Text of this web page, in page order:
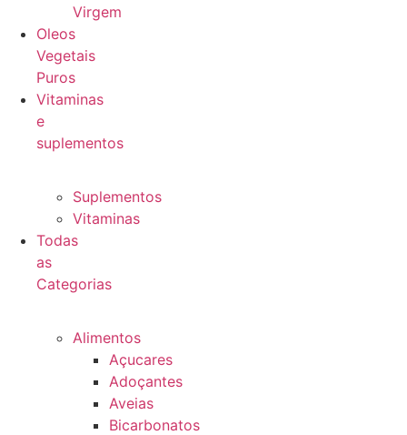
Virgem
Oleos
Vegetais
Puros
Vitaminas
e
suplementos
Suplementos
Vitaminas
Todas
as
Categorias
Alimentos
Açucares
Adoçantes
Aveias
Bicarbonatos